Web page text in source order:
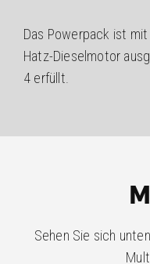
Das Powerpack ist
Hatz-Dieselmotor
4 erfüllt.
Sehen Sie sich